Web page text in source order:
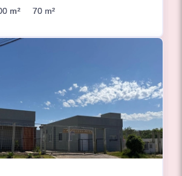
m² 70 m²